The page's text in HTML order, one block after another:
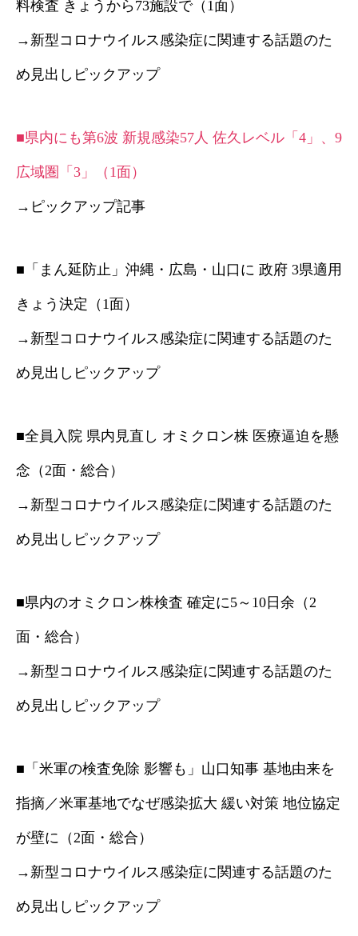
料検査 きょうから73施設で（1面）
→新型コロナウイルス感染症に関連する話題のた
め見出しピックアップ
■県内にも第6波 新規感染57人 佐久レベル「4」、9
広域圏「3」（1面）
→ピックアップ記事
■「まん延防止」沖縄・広島・山口に 政府 3県適用
きょう決定（1面）
→新型コロナウイルス感染症に関連する話題のた
め見出しピックアップ
■全員入院 県内見直し オミクロン株 医療逼迫を懸
念（2面・総合）
→新型コロナウイルス感染症に関連する話題のた
め見出しピックアップ
■県内のオミクロン株検査 確定に5～10日余（2
面・総合）
→新型コロナウイルス感染症に関連する話題のた
め見出しピックアップ
■「米軍の検査免除 影響も」山口知事 基地由来を
指摘／米軍基地でなぜ感染拡大 緩い対策 地位協定
が壁に（2面・総合）
→新型コロナウイルス感染症に関連する話題のた
め見出しピックアップ